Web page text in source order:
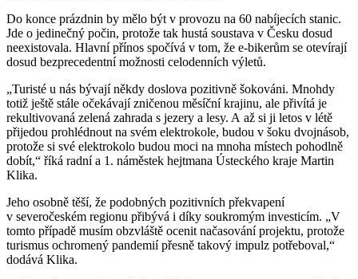
Do konce prázdnin by mělo být v provozu na 60 nabíjecích stanic.
Jde o jedinečný počin, protože tak hustá soustava v Česku dosud
neexistovala. Hlavní přínos spočívá v tom, že e-bikerům se otevírají
dosud bezprecedentní možnosti celodenních výletů.
„Turisté u nás bývají někdy doslova pozitivně šokováni. Mnohdy
totiž ještě stále očekávají zničenou měsíční krajinu, ale přivítá je
rekultivovaná zelená zahrada s jezery a lesy. A až si ji letos v létě
přijedou prohlédnout na svém elektrokole, budou v šoku dvojnásob,
protože si své elektrokolo budou moci na mnoha místech pohodlně
dobít,“ říká radní a 1. náměstek hejtmana Ústeckého kraje Martin
Klika.
Jeho osobně těší, že podobných pozitivních překvapení
v severočeském regionu přibývá i díky soukromým investicím. „V
tomto případě musím obzvláště ocenit načasování projektu, protože
turismus ochromený pandemií přesně takový impulz potřeboval,“
dodává Klika.